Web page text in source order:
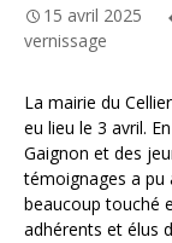
15 avril 2025
vernissage
La mairie du
eu lieu le 3 avril.
Gaignon et des
témoignages a pu
beaucoup touché
adhérents et élus